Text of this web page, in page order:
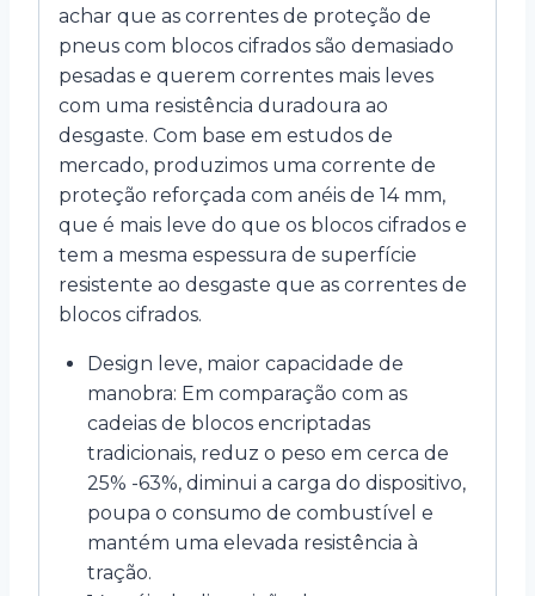
achar que as correntes de proteção de
pneus com blocos cifrados são demasiado
pesadas e querem correntes mais leves
com uma resistência duradoura ao
desgaste. Com base em estudos de
mercado, produzimos uma corrente de
proteção reforçada com anéis de 14 mm,
que é mais leve do que os blocos cifrados e
tem a mesma espessura de superfície
resistente ao desgaste que as correntes de
blocos cifrados.
Design leve, maior capacidade de
manobra: Em comparação com as
cadeias de blocos encriptadas
tradicionais, reduz o peso em cerca de
25% -63%, diminui a carga do dispositivo,
poupa o consumo de combustível e
mantém uma elevada resistência à
tração.